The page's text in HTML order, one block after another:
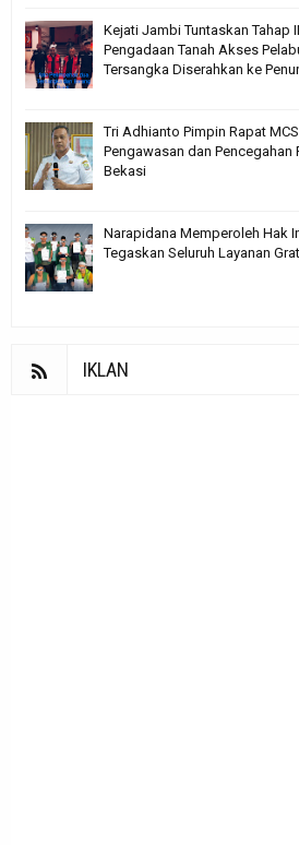
Kejati Jambi Tuntaskan Tahap
Pengadaan Tanah Akses
Tersangka Diserahkan ke
Tri Adhianto Pimpin Rapat
Pengawasan dan
Bekasi
Narapidana Memperoleh Hak
Tegaskan Seluruh Layanan
IKLAN